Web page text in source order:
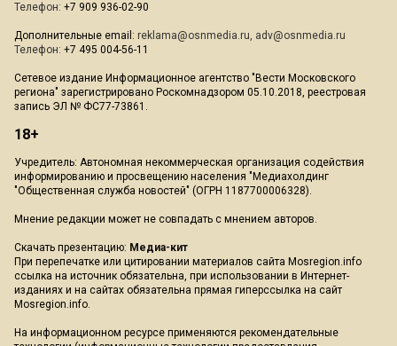
Телефон: +7 909 936-02-90
Дополнительные email: reklama@osnmedia.ru, adv@osnmedia.ru
Телефон: +7 495 004-56-11
Сетевое издание Информационное агентство "Вести Московского
региона" зарегистрировано Роскомнадзором 05.10.2018, реестровая
запись ЭЛ № ФС77-73861.
18+
Учредитель: Автономная некоммерческая организация содействия
информированию и просвещению населения "Медиахолдинг
"Общественная служба новостей" (ОГРН 1187700006328).
Мнение редакции может не совпадать с мнением авторов.
Скачать презентацию: Медиа-кит
При перепечатке или цитировании материалов сайта Mosregion.info
ссылка на источник обязательна, при использовании в Интернет-
изданиях и на сайтах обязательна прямая гиперссылка на сайт
Mosregion.info.
На информационном ресурсе применяются рекомендательные